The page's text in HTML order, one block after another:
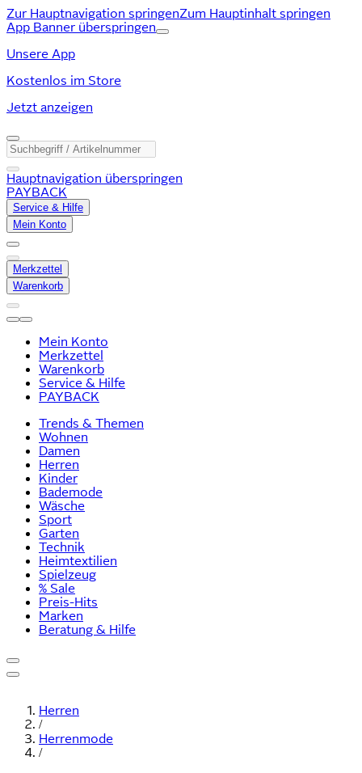
Zur Hauptnavigation springenZum Hauptinhalt springen
App Banner überspringen
Unsere App
Kostenlos im Store
Jetzt anzeigen
Hauptnavigation überspringen
PAYBACK
Service & Hilfe
Mein Konto
Merkzettel
Warenkorb
Mein Konto
Merkzettel
Warenkorb
Service & Hilfe
PAYBACK
Trends & Themen
Wohnen
Damen
Herren
Kinder
Bademode
Wäsche
Sport
Garten
Technik
Heimtextilien
Spielzeug
% Sale
Preis-Hits
Marken
Beratung & Hilfe
Herren
/
Herrenmode
/